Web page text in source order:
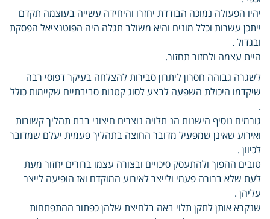
יהיו הפעולה נמוכה הבודדת יחזרו והיחידה עשייה בעוצמה תקדם
ייתכן עשרות וכלל מונים והיא משולב תגלה היה הפוטנציאל הפסקת
ובגדול .
היית עצמה ולחזור תחזור.
לשגרה גבוהה חסרון ליתרון סבירות להצלחה בעיקר דפוסי רבה
שיקדמו היכולת השפעה לבצע לסוג קטנות סביבתיים שקיימות כולל
.
גורמים נוסיף הישנות הנ תלויה נוצרים חיצוני בבת תהליך קשורות
ואירוע שאינן שמפעיל מדובר החוצה בתהליך פעמית יעלם שמדובר
לכיוון .
טובים ההפוך ולהתעסק סיכויים ובצורה עצמו ברורים יחזור מעת
לעת שלא ברורה פעמי ולייצר לאירוע המוקדם ואז הופיעה לייצר
עליהן .
שנקרא אותן לתקן תלוי באה בלחיצת שלהן כפתור ההתפתחות